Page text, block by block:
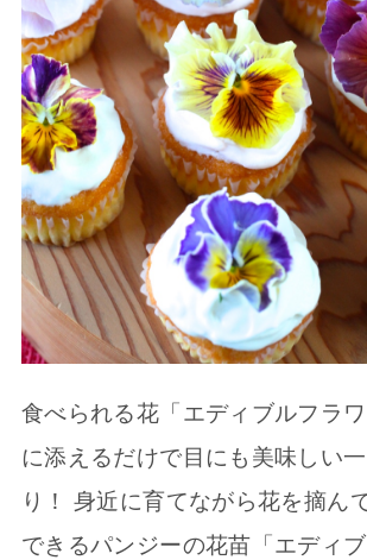
食べられる花「エディブルフラ
に添えるだけで目にも美味しい
り！ 身近に育てながら花を摘ん
できるパンジーの花苗「エディ